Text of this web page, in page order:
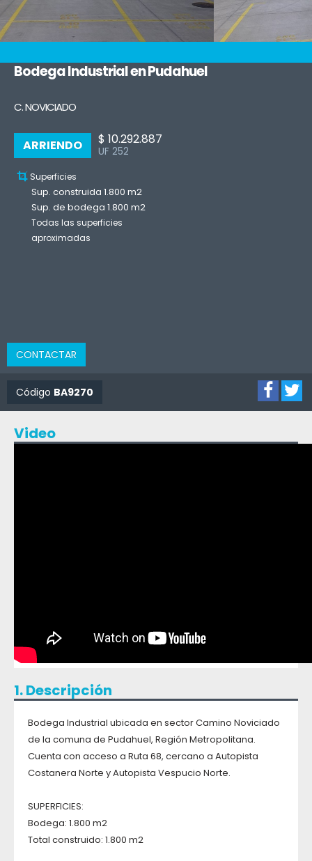
Bodega Industrial en Pudahuel
C. NOVICIADO
ARRIENDO $ 10.292.887
UF 252
Superficies
Sup. construida 1.800 m2
Sup. de bodega 1.800 m2
Todas las superficies
aproximadas
CONTACTAR
Código BA9270
Video
1. Descripción
Bodega Industrial ubicada en sector Camino Noviciado
de la comuna de Pudahuel, Región Metropolitana.
Cuenta con acceso a Ruta 68, cercano a Autopista
Costanera Norte y Autopista Vespucio Norte.
SUPERFICIES:
Bodega: 1.800 m2
Total construido: 1.800 m2